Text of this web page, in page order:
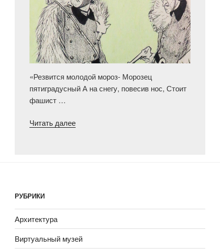
«Резвится молодой мороз- Морозец
пятиградусный А на снегу, повесив нос, Стоит
фашист …
Читать далее«Зимние
РУБРИКИ
Архитектура
Виртуальный музей